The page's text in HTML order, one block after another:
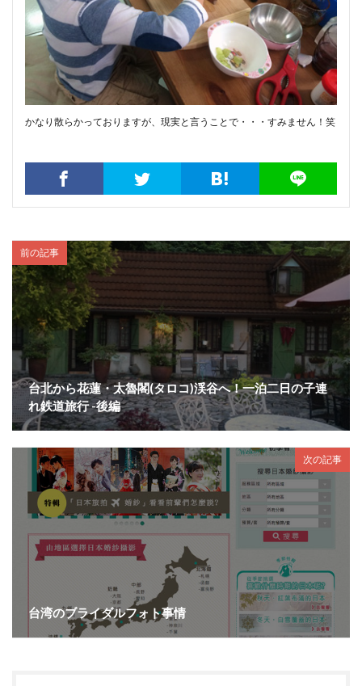
かなり散らかっておりますが、現実と言うことで・・・すみません！笑
前の記事
台北から花蓮・太魯閣(タロコ)渓谷へ！一泊二日の子連
れ鉄道旅行 -後編
次の記事
台湾のブライダルフォト事情